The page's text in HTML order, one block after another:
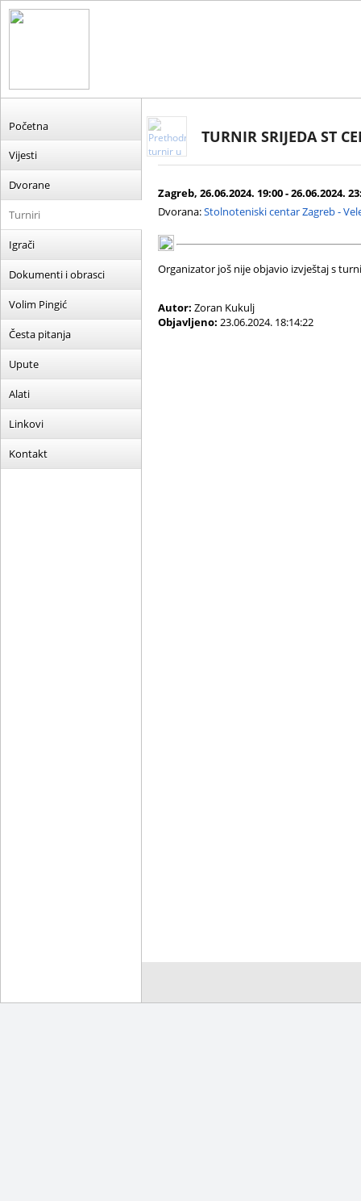
Početna
Vijesti
Dvorane
Turniri
Igrači
Dokumenti i obrasci
Volim Pingić
Česta pitanja
Upute
Alati
Linkovi
Kontakt
TURNIR SRIJEDA ST
Zagreb, 26.06.2024. 19:00 - 26.06.2024.
Dvorana:Stolnoteniski centar Zagreb -
Organizator još nije objavio izvještaj s
Autor: Zoran Kukulj
Objavljeno: 23.06.2024. 18:14:22